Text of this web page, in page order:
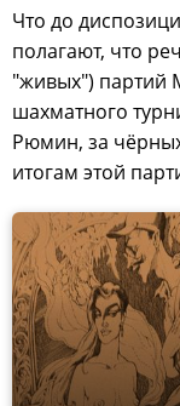
Что до
полагают, что
"живых") партий
шахматного
Рюмин, за
итогам этой